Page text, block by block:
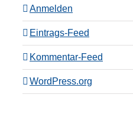
Anmelden
Eintrags-Feed
Kommentar-Feed
WordPress.org